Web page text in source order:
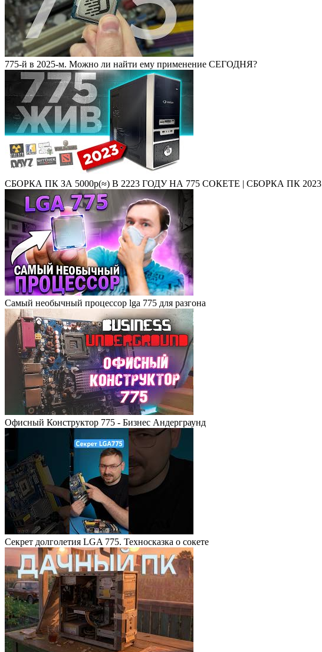
775-й в 2025-м. Можно ли найти ему применение СЕГОДНЯ?
СБОРКА ПК ЗА 5000р(≈) В 2223 ГОДУ НА 775 СОКЕТЕ | СБОРКА ПК 2023
Самый необычный процессор lga 775 для разгона
Офисный Конструктор 775 - Бизнес Андерграунд
Секрет долголетия LGA 775. Техносказка о сокете